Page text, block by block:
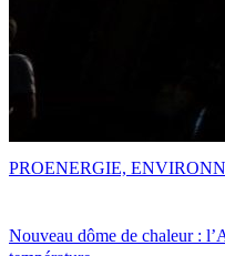
Nouveau dôme de chaleur :
PROENERGIE,